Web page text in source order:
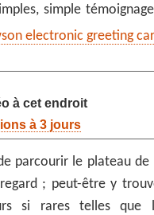
simple
electronic greeting
à cet endroit
à 3 jours
parcourir le plateau de
; peut-être y
si rares telles que